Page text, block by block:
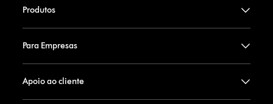
Produtos
Para Empresas
Apoio ao cliente